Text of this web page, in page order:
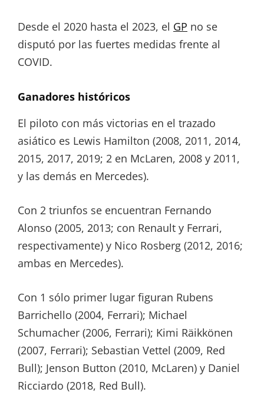
Desde el 2020 hasta el 2023, el GP no se
disputó por las fuertes medidas frente al
COVID.
Ganadores históricos
El piloto con más victorias en el trazado
asiático es Lewis Hamilton (2008, 2011, 2014,
2015, 2017, 2019; 2 en McLaren, 2008 y 2011,
y las demás en Mercedes).
Con 2 triunfos se encuentran Fernando
Alonso (2005, 2013; con Renault y Ferrari,
respectivamente) y Nico Rosberg (2012, 2016;
ambas en Mercedes).
Con 1 sólo primer lugar figuran Rubens
Barrichello (2004, Ferrari); Michael
Schumacher (2006, Ferrari); Kimi Räikkönen
(2007, Ferrari); Sebastian Vettel (2009, Red
Bull); Jenson Button (2010, McLaren) y Daniel
Ricciardo (2018, Red Bull).